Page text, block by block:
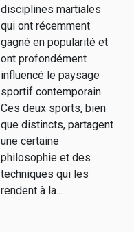
disciplines martiales
qui ont récemment
gagné en popularité et
ont profondément
influencé le paysage
sportif contemporain.
Ces deux sports, bien
que distincts, partagent
une certaine
philosophie et des
techniques qui les
rendent à la...